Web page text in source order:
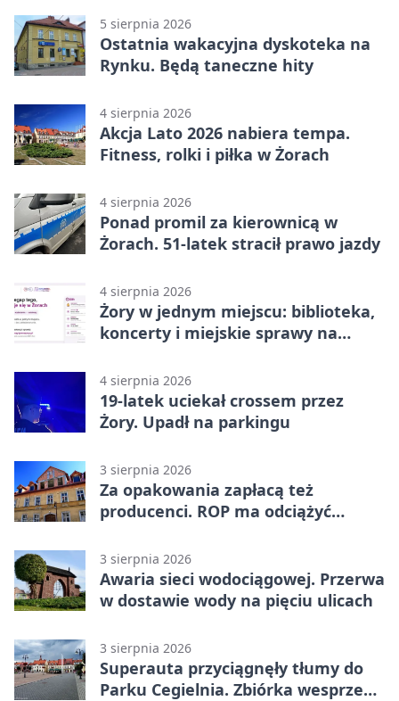
5 sierpnia 2026
Ostatnia wakacyjna dyskoteka na
Rynku. Będą taneczne hity
4 sierpnia 2026
Akcja Lato 2026 nabiera tempa.
Fitness, rolki i piłka w Żorach
4 sierpnia 2026
Ponad promil za kierownicą w
Żorach. 51-latek stracił prawo jazdy
4 sierpnia 2026
Żory w jednym miejscu: biblioteka,
koncerty i miejskie sprawy na
4 sierpnia 2026
19-latek uciekał crossem przez
Żory. Upadł na parkingu
3 sierpnia 2026
Za opakowania zapłacą też
producenci. ROP ma odciążyć
3 sierpnia 2026
Awaria sieci wodociągowej. Przerwa
w dostawie wody na pięciu ulicach
3 sierpnia 2026
Superauta przyciągnęły tłumy do
Parku Cegielnia. Zbiórka wesprze